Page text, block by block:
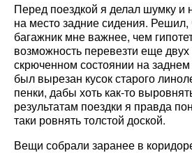
Перед поездкой я делал шумку и
на место задние сидения.
багажник мне важнее, чем
возможность перевезти еще двух
скрюченном состоянии на
был вырезан кусок старого
пенки, дабы хоть как-то
результатам поездки я правда
таки ровнять толстой доской.
Вещи собрали заранее в